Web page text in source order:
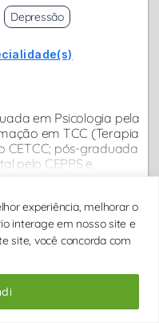
experiência, melhorar o
interage em nosso site e
site, você concorda com
Depressão
em Psicologia pela
em TCC (Terapia
CETCC; pós-graduada
pelo CEPPS e